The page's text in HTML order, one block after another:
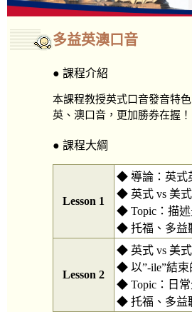
多益英澳口音
● 課程介紹
本課程教授英式口音發音特
英、澳口音，更加勝券在握！
● 課程大綱
Lesson 1
◆ 導論：英式
◆ 英式 vs 美
◆ Topic：描述
◆ 托福、多益
Lesson 2
◆ 英式 vs 美
◆ 以”-ile”結束
◆ Topic：日
◆ 托福、多益